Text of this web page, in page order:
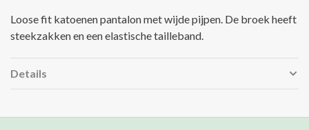
Loose fit katoenen pantalon met wijde pijpen. De broek heeft
steekzakken en een elastische tailleband.
Details